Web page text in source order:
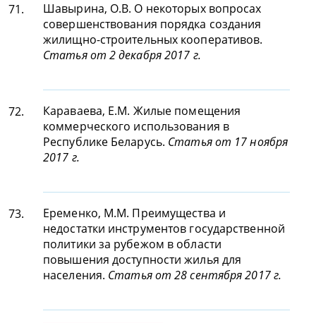
71.
Шавырина, О.В. О некоторых вопросах
совершенствования порядка создания
жилищно-строительных кооперативов.
Статья от 2 декабря 2017 г.
72.
Караваева, Е.М. Жилые помещения
коммерческого использования в
Республике Беларусь. Статья от 17 ноября
2017 г.
73.
Еременко, М.М. Преимущества и
недостатки инструментов государственной
политики за рубежом в области
повышения доступности жилья для
населения. Статья от 28 сентября 2017 г.